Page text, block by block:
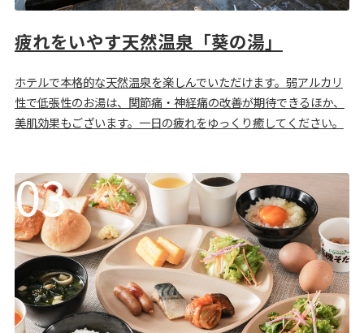
疲れをいやす天然温泉「葵の湯」
ホテルで本格的な天然温泉を楽しんでいただけます。弱アルカリ
性で低張性のお湯は、関節痛・神経痛の改善が期待できるほか、
美肌効果もございます。一日の疲れをゆっくり癒してください。